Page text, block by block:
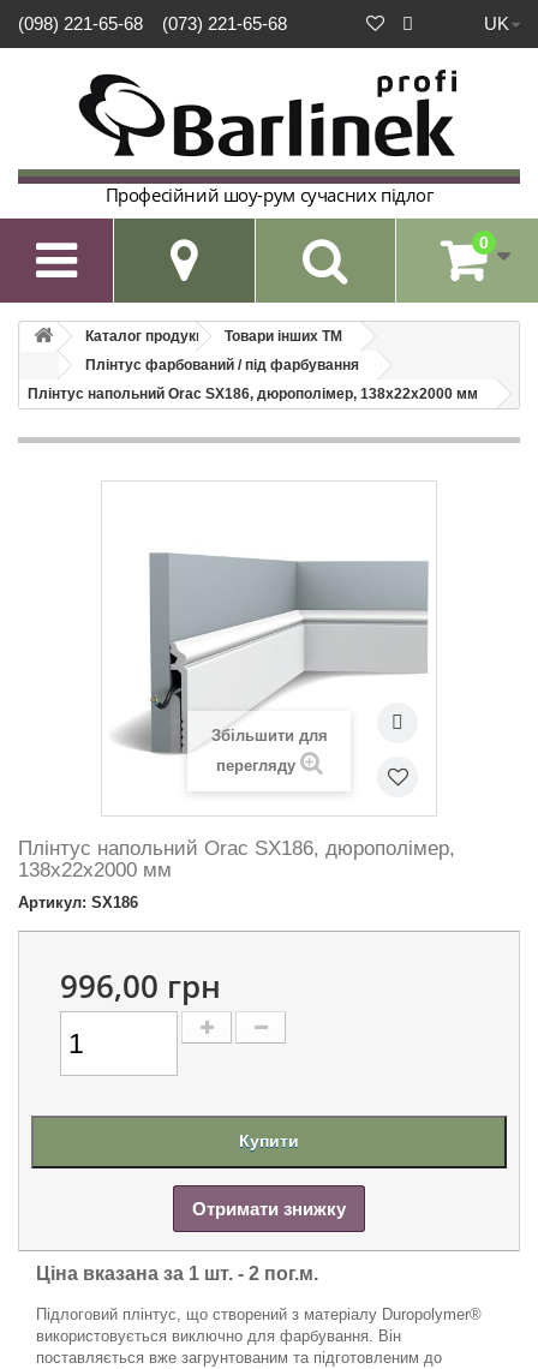
UK
(098) 221-65-68 (073) 221-65-68
Професійний шоу-рум сучасних підлог
 0
Каталог продукції
Товари інших ТМ
Плінтус фарбований / під фарбування
Плінтус напольний Orac SX186, дюрополімер, 138х22х2000 мм
Збільшити для
перегляду
Плінтус напольний Orac SX186, дюрополімер,
138х22х2000 мм
Артикул: SX186
996,00 грн
Купити
Отримати знижку
Ціна вказана за 1 шт. - 2 пог.м.
Підлоговий плінтус, що створений з матеріалу Duropolymer®
використовується виключно для фарбування. Він
поставляється вже загрунтованим та підготовленим до